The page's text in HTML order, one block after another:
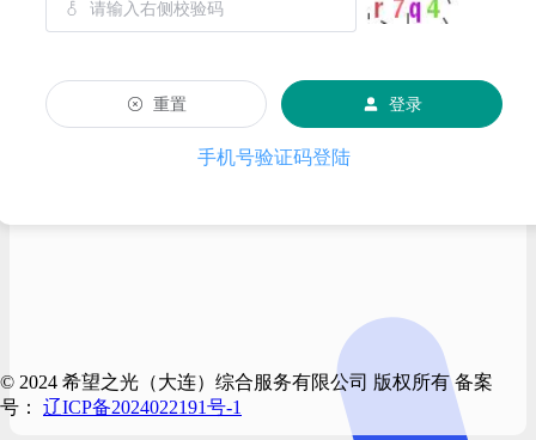
重置 登录
手机号验证码登陆
© 2024 希望之光（大连）综合服务有限公司 版权所有 备案
号： 辽ICP备2024022191号-1